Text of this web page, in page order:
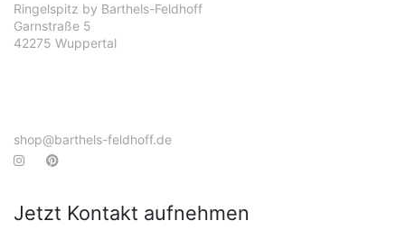
Ringelspitz by Barthels-Feldhoff
Garnstraße 5
42275 Wuppertal
shop@barthels-feldhoff.de
Jetzt Kontakt aufnehmen